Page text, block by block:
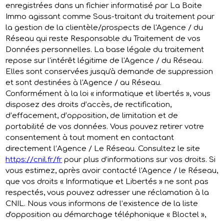
enregistrées dans un fichier informatisé par La Boite
Immo agissant comme Sous-traitant du traitement pour
la gestion de la clientèle/prospects de l'Agence / du
Réseau qui reste Responsable du Traitement de vos
Données personnelles. La base légale du traitement
repose sur l'intérêt légitime de l'Agence / du Réseau.
Elles sont conservées jusqu'à demande de suppression
et sont destinées à l'Agence / au Réseau.
Conformément à la loi « informatique et libertés », vous
disposez des droits d’accès, de rectification,
d’effacement, d’opposition, de limitation et de
portabilité de vos données. Vous pouvez retirer votre
consentement à tout moment en contactant
directement l’Agence / Le Réseau. Consultez le site
https://cnil.fr/fr pour plus d’informations sur vos droits. Si
vous estimez, après avoir contacté l'Agence / le Réseau,
que vos droits « Informatique et Libertés » ne sont pas
respectés, vous pouvez adresser une réclamation à la
CNIL. Nous vous informons de l’existence de la liste
d'opposition au démarchage téléphonique « Bloctel »,